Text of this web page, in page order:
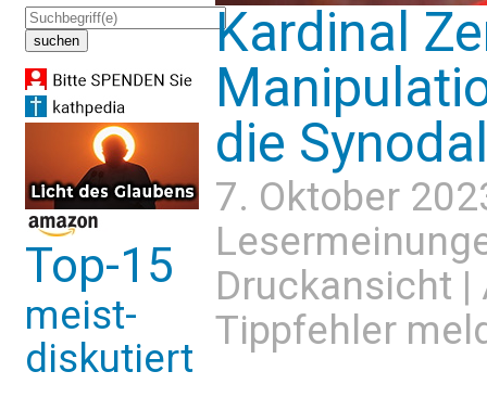
Top-15
meist-
diskutiert
Kardinal
die
7. Oktober
Druckansicht |
Tippfehler